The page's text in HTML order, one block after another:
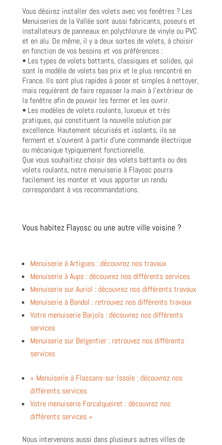
Vous désirez installer des volets avec vos fenêtres ? Les
Menuiseries de la Vallée sont aussi fabricants, poseurs et
installateurs de panneaux en polychlorure de vinyle ou PVC
et en alu. De même, il y a deux sortes de volets, à choisir
en fonction de vos besoins et vos préférences :
• Les types de volets battants, classiques et solides, qui
sont le modèle de volets bas prix et le plus rencontré en
France. Ils sont plus rapides à poser et simples à nettoyer,
mais requièrent de faire repasser la main à l’extérieur de
la fenêtre afin de pouvoir les fermer et les ouvrir.
• Les modèles de volets roulants, luxueux et très
pratiques, qui constituent la nouvelle solution par
excellence. Hautement sécurisés et isolants, ils se
ferment et s’ouvrent à partir d’une commande électrique
ou mécanique typiquement fonctionnelle.
Que vous souhaitiez choisir des volets battants ou des
volets roulants, notre menuiserie à Flayosc pourra
facilement les monter et vous apporter un rendu
correspondant à vos recommandations.
Vous habitez Flayosc ou une autre ville voisine ?
Menuiserie à Artigues : découvrez nos travaux
Menuiserie à Aups : découvrez nos différents services
Menuiserie sur Auriol : découvrez nos différents travaux
Menuiserie à Bandol : retrouvez nos différents travaux
Votre menuiserie Barjols : découvrez nos différents
services
Menuiserie sur Belgentier : retrouvez nos différents
services
« Menuiserie à Flassans-sur-Issole : découvrez nos
différents services
Votre menuiserie Forcalqueiret : découvrez nos
différents services »
Nous intervenons aussi dans plusieurs autres villes de